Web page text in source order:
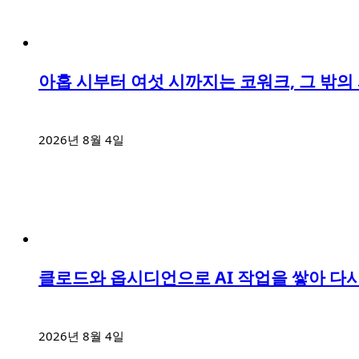
아홉 시부터 여섯 시까지는 코워크, 그 밖
2026년 8월 4일
클로드와 옵시디언으로 AI 작업을 쌓아 다
2026년 8월 4일